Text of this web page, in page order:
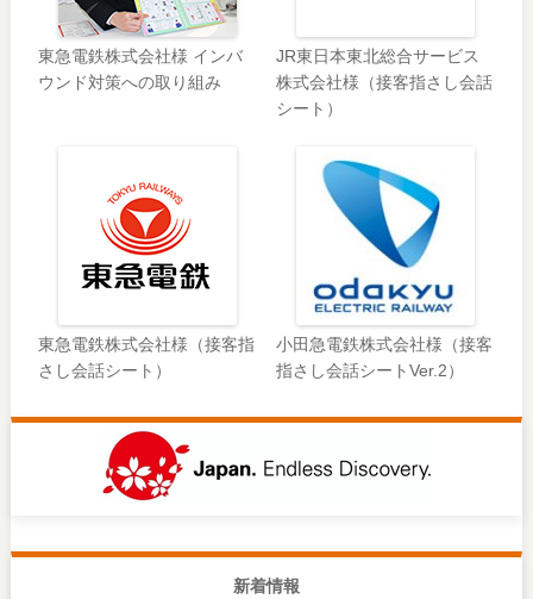
東急電鉄株式会社様 インバ
ウンド対策への取り組み
JR東日本東北総合サービス
株式会社様（接客指さし会話
シート）
東急電鉄株式会社様（接客指
さし会話シート）
小田急電鉄株式会社様（接客
指さし会話シートVer.2）
新着情報